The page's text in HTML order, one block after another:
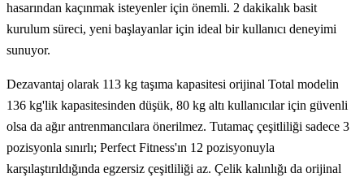
hasarından kaçınmak isteyenler için önemli. 2 dakikalık basit
kurulum süreci, yeni başlayanlar için ideal bir kullanıcı deneyimi
sunuyor.
Dezavantaj olarak 113 kg taşıma kapasitesi orijinal Total modelin
136 kg'lik kapasitesinden düşük, 80 kg altı kullanıcılar için güvenli
olsa da ağır antrenmancılara önerilmez. Tutamaç çeşitliliği sadece 3
pozisyonla sınırlı; Perfect Fitness'ın 12 pozisyonuyla
karşılaştırıldığında egzersiz çeşitliliği az. Çelik kalınlığı da orijinal